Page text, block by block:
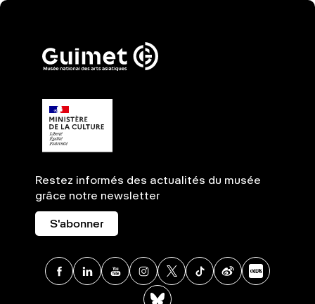
Restez informés des actualités du musée
grâce notre newsletter
S'abonner
Facebook
LinkedinYoutubeInstagram
X TikTokWeibo